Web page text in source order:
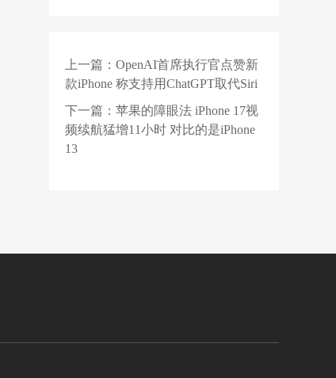
2 天前
旧车残值堪比废铁，我
拿什么去换新车？
1 天前
【招聘】爱科微2027届
上一篇： OpenAI首席执行官点赞新
款iPhone 称支持用ChatGPT取代Siri
下一篇： 苹果的障眼法 iPhone 17视
频续航猛增11小时 对比的是iPhone
13